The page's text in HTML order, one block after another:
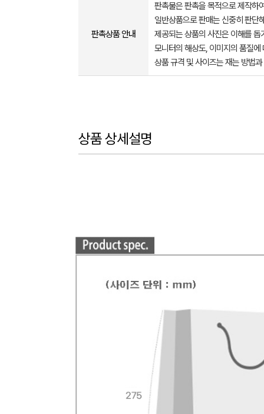
판촉상품 안내
판촉물은 판촉을 목적으로 제작하
일반상품으로 판매는 신중히 판단
제공되는 상품의 사진은 이해를
모니터의 해상도, 이미지의 품질
상품 규격 및 사이즈는 재는 방법
상품 상세설명